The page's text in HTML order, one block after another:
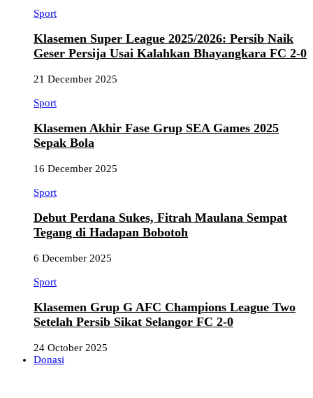
Sport
Klasemen Super League 2025/2026: Persib Naik
Geser Persija Usai Kalahkan Bhayangkara FC 2-0
21 December 2025
Sport
Klasemen Akhir Fase Grup SEA Games 2025
Sepak Bola
16 December 2025
Sport
Debut Perdana Sukes, Fitrah Maulana Sempat
Tegang di Hadapan Bobotoh
6 December 2025
Sport
Klasemen Grup G AFC Champions League Two
Setelah Persib Sikat Selangor FC 2-0
24 October 2025
Donasi